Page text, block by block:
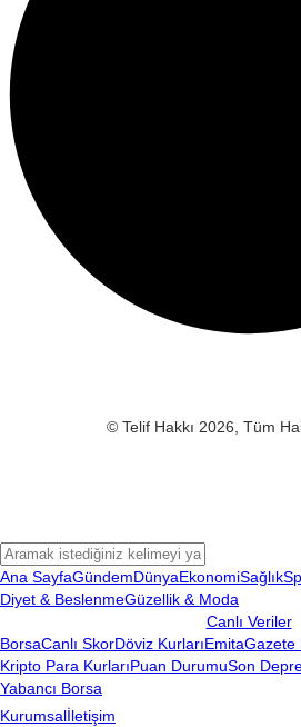
© Telif Hakkı 2026, Tüm
Ana SayfaGündemDünyaEkonomiSağlık
Diyet & BeslenmeGüzellik & Moda
Canlı Veriler
BorsaCanlı SkorDöviz KurlarıEmitaGazete
Kripto Para KurlarıPuan DurumuSon
Yabancı Borsa
Kurumsalİletişim